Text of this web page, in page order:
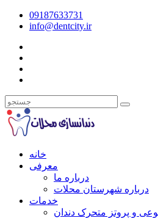
09187633731
info@dentcity.ir
خانه
معرفی
درباره ما
درباره شهرستان محلات
خدمات
و پروتز متحرک دندان